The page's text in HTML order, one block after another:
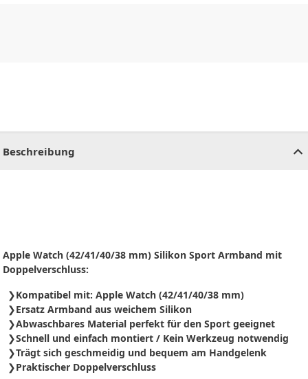
Beschreibung
Apple Watch (42/41/40/38 mm) Silikon Sport Armband mit
Doppelverschluss:
Kompatibel mit: Apple Watch (42/41/40/38 mm)
Ersatz Armband aus weichem Silikon
Abwaschbares Material perfekt für den Sport geeignet
Schnell und einfach montiert / Kein Werkzeug notwendig
Trägt sich geschmeidig und bequem am Handgelenk
Praktischer Doppelverschluss